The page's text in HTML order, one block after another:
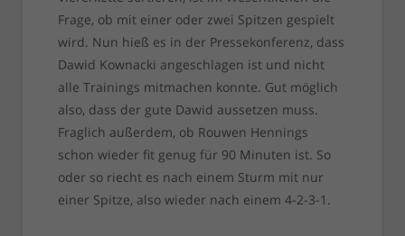
Frage, ob mit einer oder zwei Spitzen gespielt
wird. Nun hieß es in der Pressekonferenz, dass
Dawid Kownacki angeschlagen ist und nicht
alle Trainings mitmachen konnte. Gut möglich
also, dass der gute Dawid aussetzen muss.
Fraglich außerdem, ob Rouwen Hennings
schon wieder fit genug für 90 Minuten ist. So
oder so riecht es nach einem Sturm mit nur
einer Spitze, also wieder nach einem 4-2-3-1.